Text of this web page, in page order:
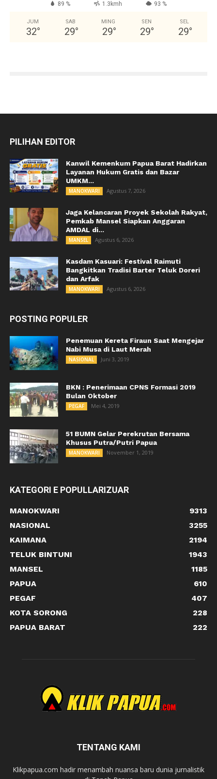
89 % 1.3kmh 93 %
JUM
32°
SAB
29°
MING
29°
SEN
29°
SEL
29°
PILIHAN EDITOR
Kanwil Kemenkum Papua Barat Hadirkan
Layanan Hukum Gratis dan Bazar
UMKM...
MANOKWARI Agustus 7, 2026
Jaga Kelancaran Proyek Sekolah Rakyat,
Pemkab Mansel Siapkan Anggaran
AMDAL di...
MANSEL Agustus 6, 2026
Kasdam Kasuari: Festival Raimuti
Bangkitkan Tradisi Barter Teluk Doreri
dan Arfak
MANOKWARI Agustus 6, 2026
POSTING POPULER
Penemuan Kereta Firaun Saat Mengejar
Nabi Musa di Laut Merah
NASIONAL Juni 3, 2019
BKN : Penerimaan CPNS Formasi 2019
Bulan Oktober
PEGAF Mei 4, 2019
51 BUMN Gelar Perekrutan Bersama
Khusus Putra/Putri Papua
MANOKWARI November 1, 2019
KATEGORI E POPULLARIZUAR
MANOKWARI
9313
NASIONAL
3255
KAIMANA
2194
TELUK BINTUNI
1943
MANSEL
1185
PAPUA
610
PEGAF
407
KOTA SORONG
228
PAPUA BARAT
222
TENTANG KAMI
Klikpapua.com hadir menambah nuansa baru dunia jurnalistik